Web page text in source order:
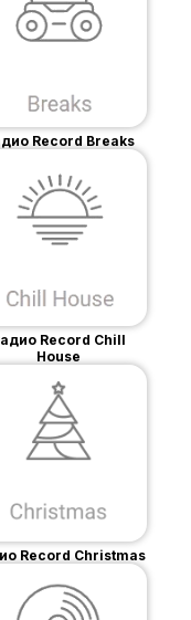
Record Breaks
Record Chill
House
Record Christmas